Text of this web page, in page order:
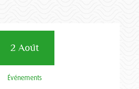
2 Août
Événements